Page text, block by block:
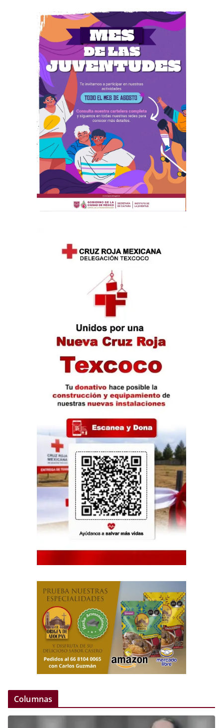
Columnas